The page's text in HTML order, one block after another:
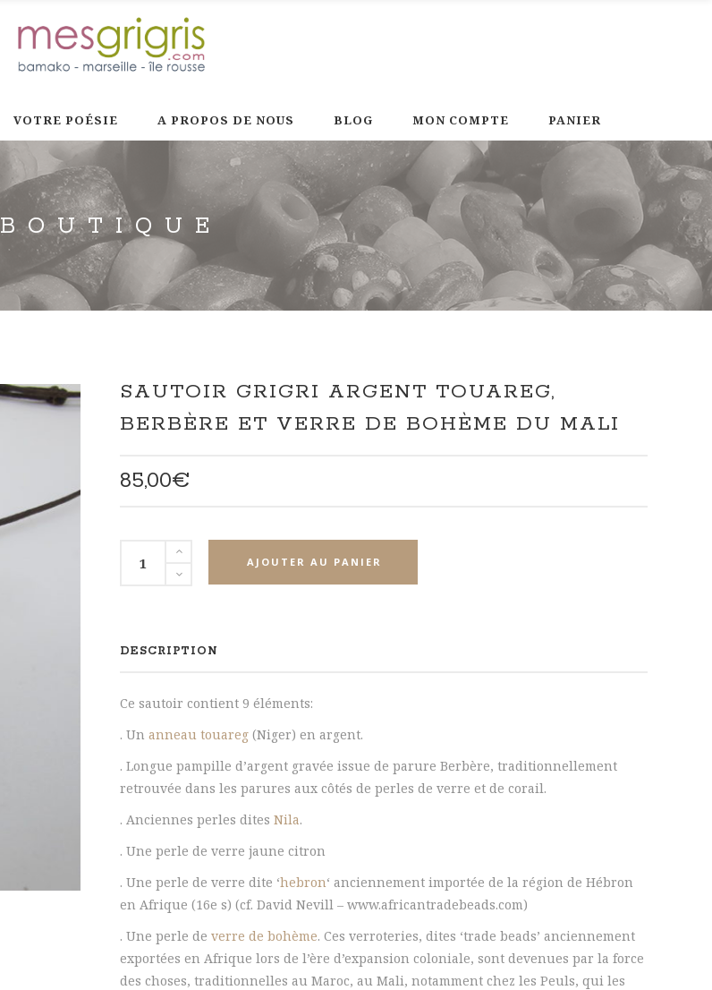
VOTRE POÉSIE A PROPOS DE NOUS BLOG MON COMPTE PANIER
BOUTIQUE
SAUTOIR GRIGRI ARGENT TOUAREG,
BERBÈRE ET VERRE DE BOHÈME DU MALI
85,00€
et
verre
bohème
du
Mali
AJOUTER AU PANIER
DESCRIPTION
Ce sautoir contient 9 éléments:
. Un anneau touareg (Niger) en argent.
. Longue pampille d’argent gravée issue de parure Berbère, traditionnellement
retrouvée dans les parures aux côtés de perles de verre et de corail.
. Anciennes perles dites Nila.
. Une perle de verre jaune citron
. Une perle de verre dite ‘hebron‘ anciennement importée de la région de Hébron
en Afrique (16e s) (cf. David Nevill – www.africantradebeads.com)
. Une perle de verre de bohème. Ces verroteries, dites ‘trade beads’ anciennement
exportées en Afrique lors de l’ère d’expansion coloniale, sont devenues par la force
des choses, traditionnelles au Maroc, au Mali, notamment chez les Peuls, qui les